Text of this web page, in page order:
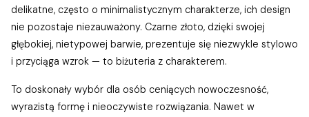
delikatne, często o minimalistycznym charakterze, ich design
nie pozostaje niezauważony. Czarne złoto, dzięki swojej
głębokiej, nietypowej barwie, prezentuje się niezwykle stylowo
i przyciąga wzrok — to biżuteria z charakterem.
To doskonały wybór dla osób ceniących nowoczesność,
wyrazistą formę i nieoczywiste rozwiązania. Nawet w